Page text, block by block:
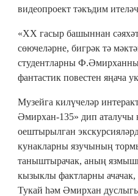
видеопроект тәкъдим
«ХХ гасыр башыннан
сөючеләрне, бигрәк тә
студентларны
фантастик повестен яңача
Музейга килүчеләр
Әмирхан-135» дип аталучы
оештырылган
кунакларны язучының
таныштырачак, аның
кызыклы фактларны
Тукай һәм Әмирхан